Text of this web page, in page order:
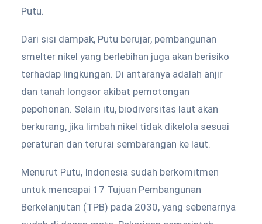
Putu.
Dari sisi dampak, Putu berujar, pembangunan
smelter nikel yang berlebihan juga akan berisiko
terhadap lingkungan. Di antaranya adalah anjir
dan tanah longsor akibat pemotongan
pepohonan. Selain itu, biodiversitas laut akan
berkurang, jika limbah nikel tidak dikelola sesuai
peraturan dan terurai sembarangan ke laut.
Menurut Putu, Indonesia sudah berkomitmen
untuk mencapai 17 Tujuan Pembangunan
Berkelanjutan (TPB) pada 2030, yang sebenarnya